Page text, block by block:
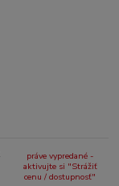
práve vypredané -
aktivujte si "Strážiť
cenu / dostupnosť"